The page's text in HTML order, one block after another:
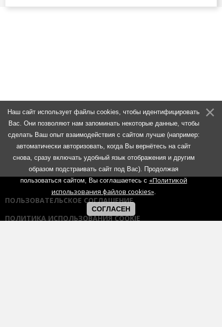
ПОЛЬЗОВАТЕЛЬСКОЕ СОГЛАШЕНИЕ
ПОЛИТИКА ИСПОЛЬЗОВАНИЯ COOKIE
Наш сайт использует файлы cookies, чтобы идентифицировать
Вас. Они позволяют нам запоминать некоторые данные, чтобы
сделать Ваш опыт взаимодействия с сайтом лучше (например:
автоматически авторизовать, когда Вы вернётесь на сайт
снова, сразу включать удобный язык отображения и другим
образом подстраивать сайт под Вас). Продолжая
пользоваться сайтом, Вы соглашаетесь с «Политикой
использования файлов cookies».
СОГЛАСЕН